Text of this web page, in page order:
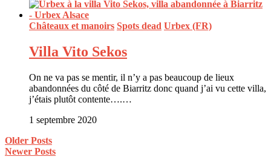
Châteaux et manoirs Spots dead Urbex (FR)
Villa Vito Sekos
On ne va pas se mentir, il n’y a pas beaucoup de lieux
abandonnées du côté de Biarritz donc quand j’ai vu cette villa,
j’étais plutôt contente….…
1 septembre 2020
Older Posts
Newer Posts